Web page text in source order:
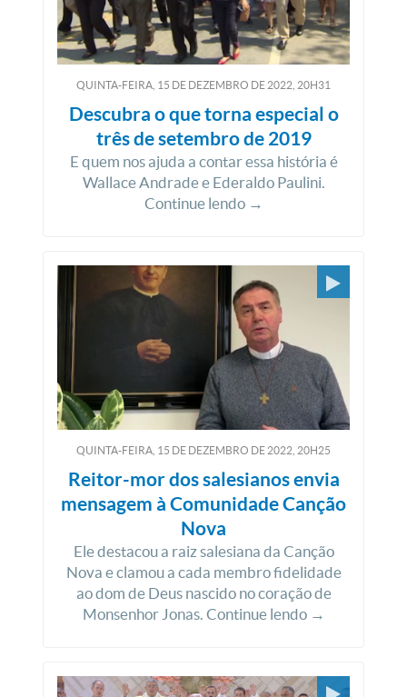
QUINTA-FEIRA, 15 DE DEZEMBRO DE 2022, 20H31
Descubra o que torna especial o
três de setembro de 2019
E quem nos ajuda a contar essa história é
Wallace Andrade e Ederaldo Paulini.
Continue lendo →
QUINTA-FEIRA, 15 DE DEZEMBRO DE 2022, 20H25
Reitor-mor dos salesianos envia
mensagem à Comunidade Canção
Nova
Ele destacou a raiz salesiana da Canção
Nova e clamou a cada membro fidelidade
ao dom de Deus nascido no coração de
Monsenhor Jonas. Continue lendo →